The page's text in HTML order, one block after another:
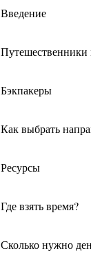
Введение
Путешественники
Бэкпакеры
Как выбрать
Ресурсы
Где взять время?
Сколько нужно